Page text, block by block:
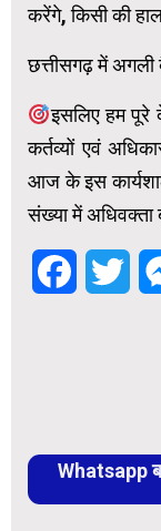
करेंगे, किसी की
छत्तीसगढ़ में
इसलिए हम पूरे
कर्तव्यों एवं
आज के इस
संख्या में अधिवक्ता
Facebook
Whatsapp